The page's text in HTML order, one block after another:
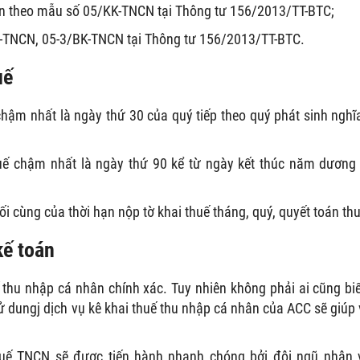
mẫu số 05/KK-TNCN tại Thông tư 156/2013/TT-BTC;
05-3/BK-TNCN tại Thông tư 156/2013/TT-BTC.
nhất là ngày thứ 30 của quý tiếp theo quý phát sinh
chậm nhất là ngày thứ 90 kể từ ngày kết thúc năm dương
cùng của thời hạn nộp tờ khai thuế tháng, quý, quyết toán
toán
nhập cá nhân chính xác. Tuy nhiên không phải ai cũng
dịch vụ kê khai thuế thu nhập cá nhân của ACC sẽ giúp
TNCN sẽ được tiến hành nhanh chóng bởi đội ngũ nhân